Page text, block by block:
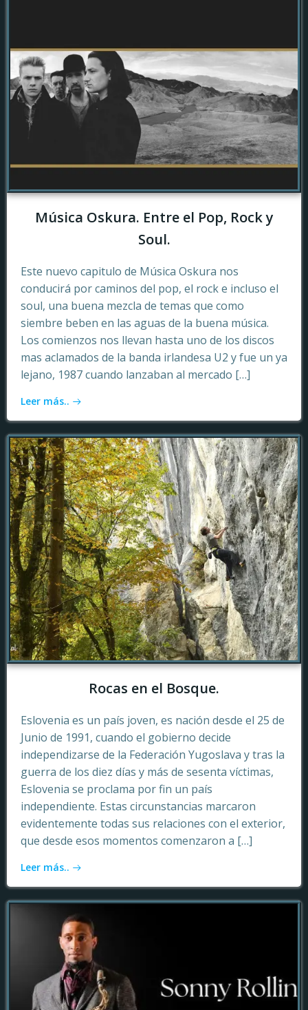
Música Oskura. Entre el Pop, Rock y
Soul.
Este nuevo capitulo de Música Oskura nos
conducirá por caminos del pop, el rock e incluso el
soul, una buena mezcla de temas que como
siembre beben en las aguas de la buena música.
Los comienzos nos llevan hasta uno de los discos
mas aclamados de la banda irlandesa U2 y fue un ya
lejano, 1987 cuando lanzaban al mercado […]
Leer más..
Rocas en el Bosque.
Eslovenia es un país joven, es nación desde el 25 de
Junio de 1991, cuando el gobierno decide
independizarse de la Federación Yugoslava y tras la
guerra de los diez días y más de sesenta víctimas,
Eslovenia se proclama por fin un país
independiente. Estas circunstancias marcaron
evidentemente todas sus relaciones con el exterior,
que desde esos momentos comenzaron a […]
Leer más..